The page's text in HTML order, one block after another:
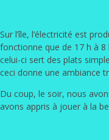
Sur l’île, l’électricité est
fonctionne que de 17 h à
celui-ci sert des plats
ceci donne une ambiance
Du coup, le soir, nous
avons appris à jouer à la